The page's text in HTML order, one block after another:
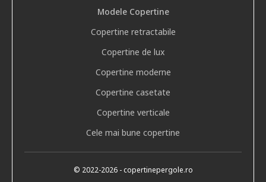
Modele Copertine
Copertine retractabile
Copertine de lux
Copertine moderne
Copertine casetate
Copertine verticale
Cele mai bune copertine
© 2022-2026- copertinepergole.ro